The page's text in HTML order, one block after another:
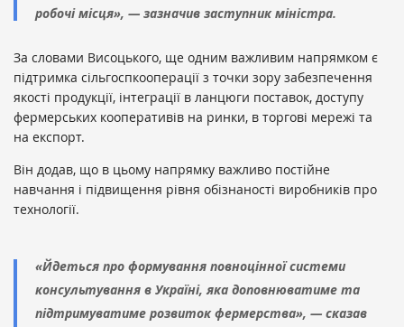
робочі місця», — зазначив заступник міністра.
За словами Висоцького, ще одним важливим напрямком є
підтримка сільгоспкооперації з точки зору забезпечення
якості продукції, інтеграції в ланцюги поставок, доступу
фермерських кооперативів на ринки, в торгові мережі та
на експорт.
Він додав, що в цьому напрямку важливо постійне
навчання і підвищення рівня обізнаності виробників про
технології.
«Йдеться про формування повноцінної системи
консультування в Україні, яка доповнюватиме та
підтримуватиме розвиток фермерства», — сказав